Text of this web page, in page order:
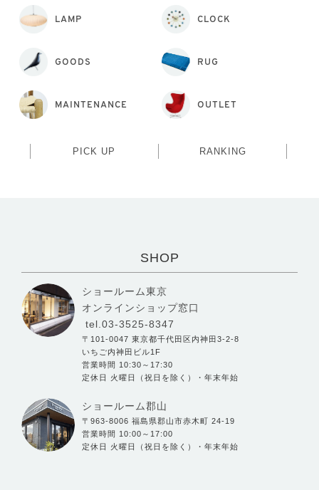
LAMP CLOCK
GOODS RUG
MAINTENANCE OUTLET
PICK UP RANKING
SHOP
ショールーム東京
オンラインショップ窓口
tel.03-3525-8347
〒101-0047 東京都千代田区内神田3-2-8
いちご内神田ビル1F
営業時間 10:30～17:30
定休日 火曜日（祝日を除く）・年末年始
ショールーム郡山
〒963-8006 福島県郡山市赤木町 24-19
営業時間 10:00～17:00
定休日 火曜日（祝日を除く）・年末年始